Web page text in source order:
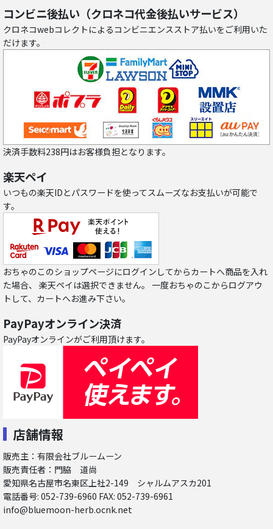
コンビニ後払い（クロネコ代金後払いサービス）
クロネコwebコレクトによるコンビニエンスストア払いをご利用いた
だけます。
決済手数料238円はお客様負担となります。
楽天ペイ
いつもの楽天IDとパスワードを使ってスムーズなお支払いが可能で
す。
おちゃのこのショップページにログインしてからカートへ商品を入れ
た場合、 楽天ペイは選択できません。 一度おちゃのこからログアウ
トして、カートへお進み下さい。
PayPayオンライン決済
PayPayオンラインがご利用頂けます。
店舗情報
販売主：有限会社ブルームーン
販売責任者：門脇 道尚
愛知県名古屋市名東区上社2-149 シャルムアスカ201
電話番号: 052-739-6960 FAX: 052-739-6961
info@bluemoon-herb.ocnk.net